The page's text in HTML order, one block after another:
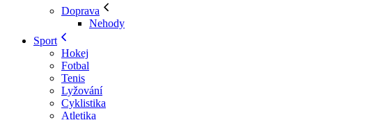
Doprava
Nehody
Sport
Hokej
Fotbal
Tenis
Lyžování
Cyklistika
Atletika